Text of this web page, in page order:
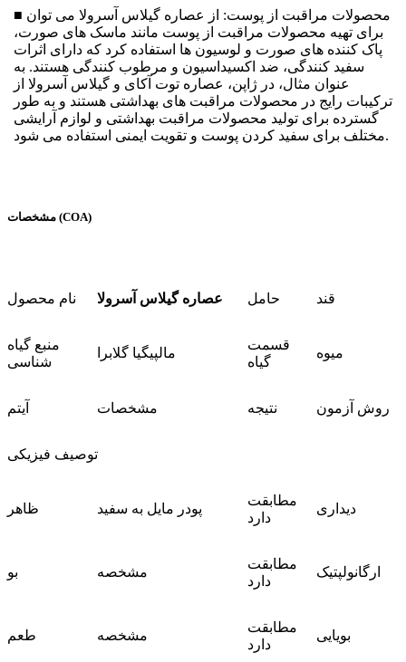
■ محصولات مراقبت از پوست: از عصاره گیلاس آسرولا می توان
برای تهیه محصولات مراقبت از پوست مانند ماسک های صورت،
پاک کننده های صورت و لوسیون ها استفاده کرد که دارای اثرات
سفید کنندگی، ضد اکسیداسیون و مرطوب کنندگی هستند. به
عنوان مثال، در ژاپن، عصاره توت آکای و گیلاس آسرولا از
ترکیبات رایج در محصولات مراقبت های بهداشتی هستند و به طور
گسترده برای تولید محصولات مراقبت بهداشتی و لوازم آرایشی
مختلف برای سفید کردن پوست و تقویت ایمنی استفاده می شود.
مشخصات (COA)
نام محصول عصاره گیلاس آسرولا حامل قند
منبع گیاه
شناسی
مالپیگیا گلابرا
قسمت
گیاه
میوه
آیتم مشخصات نتیجه روش آزمون
توصیف فیزیکی
ظاهر پودر مایل به سفید
مطابقت
دارد
دیداری
بو مشخصه
مطابقت
دارد
ارگانولپتیک
طعم مشخصه
مطابقت
دارد
بویایی